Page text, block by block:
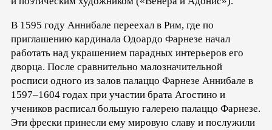
В 1595 году Аннибале переехал в Рим, где по
приглашению кардинала Одоардо Фарнезе начал
работать над украшением парадных интерьеров его
дворца. После сравнительно малозначительной
росписи одного из залов палаццо Фарнезе Аннибале в
1597–1604 годах при участии брата Агостино и
учеников расписал большую галерею палаццо Фарнезе.
Эти фрески принесли ему мировую славу и послужили